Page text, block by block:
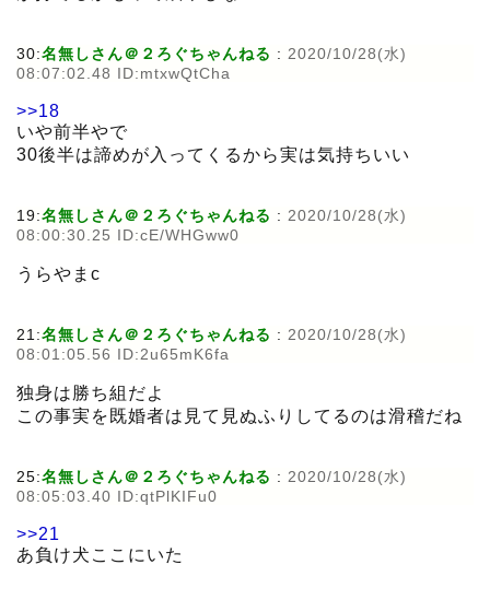
30:名無しさん＠２ろぐちゃんねる : 2020/10/28(水)
08:07:02.48 ID:mtxwQtCha
>>18
いや前半やで
30後半は諦めが入ってくるから実は気持ちいい
19:名無しさん＠２ろぐちゃんねる : 2020/10/28(水)
08:00:30.25 ID:cE/WHGww0
うらやまc
21:名無しさん＠２ろぐちゃんねる : 2020/10/28(水)
08:01:05.56 ID:2u65mK6fa
独身は勝ち組だよ
この事実を既婚者は見て見ぬふりしてるのは滑稽だね
25:名無しさん＠２ろぐちゃんねる : 2020/10/28(水)
08:05:03.40 ID:qtPlKIFu0
>>21
あ負け犬ここにいた